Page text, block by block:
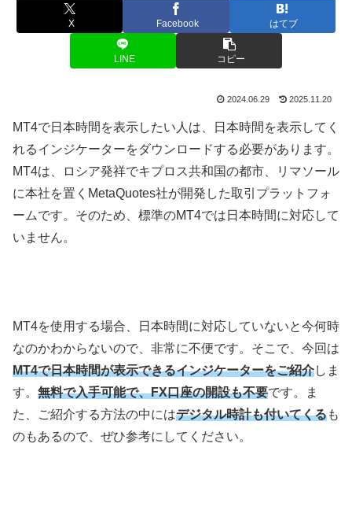
X Facebook はてブ
LINE コピー
2024.06.29 2025.11.20
MT4で日本時間を表示したい人は、日本時間を表示してく
れるインジケーターをダウンロードする必要があります。
MT4は、ロシア発祥でキプロス共和国の都市、リマソール
に本社を置く MetaQuotes社が開発した取引プラットフォ
ームです。そのため、標準のMT4では日本時間に対応して
いません。
MT4を使用する場合、日本時間に対応していないと今何時
なのかわからないので、非常に不便です。そこで、今回は
MT4で日本時間が表示できるインジケーターをご紹介しま
す。 無料で入手可能で、FX口座の開設も不要です。ま
た、ご紹介する方法の中にはデジタル時計も付いてくるも
のもあるので、ぜひ参考にしてください。